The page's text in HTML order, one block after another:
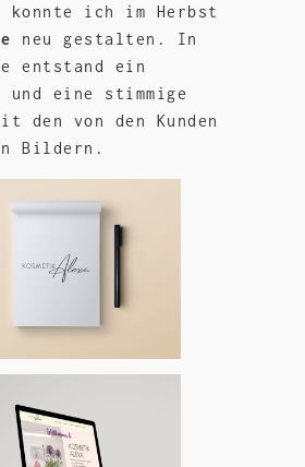
konnte ich im Herbst
neu gestalten. In
entstand ein
eine stimmige
den von den Kunden
Bildern.